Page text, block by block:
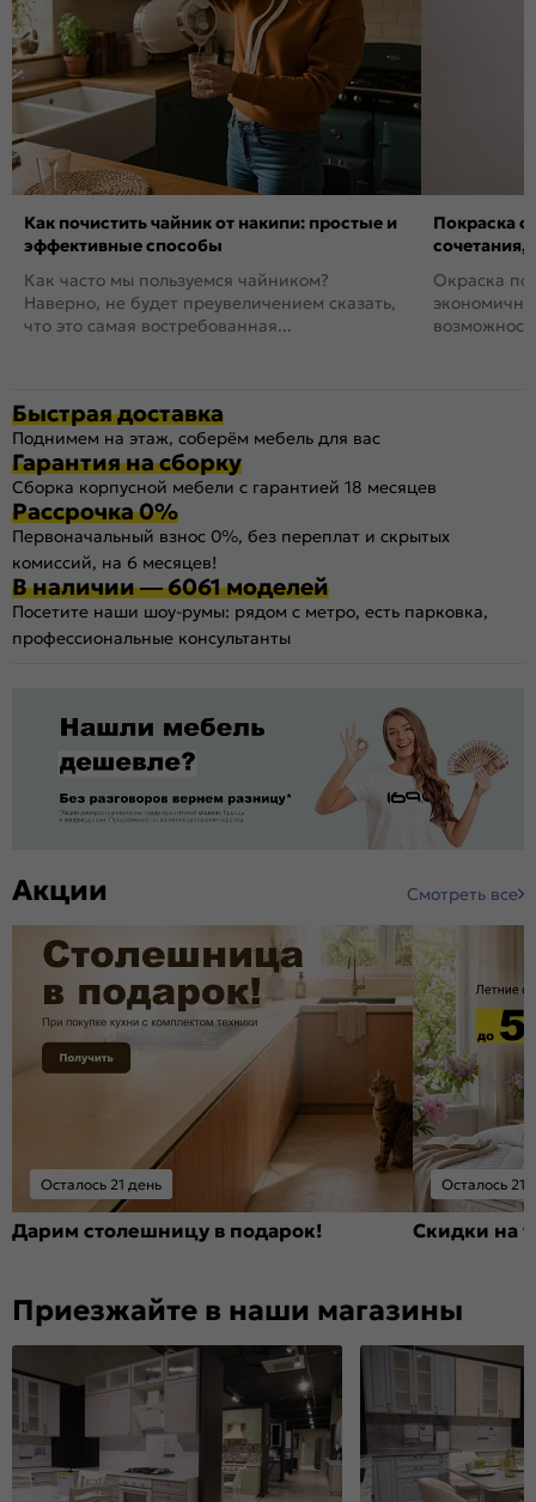
Как почистить чайник от накипи: простые и
эффективные способы
Как часто мы пользуемся чайником?
Наверно, не будет преувеличением сказать,
что это самая востребованная...
Покраска
сочетания,
Окраска
Быстрая доставка
Поднимем на этаж, соберём мебель для вас
Гарантия на сборку
Сборка корпусной мебели с гарантией 18 месяцев
Рассрочка 0%
Первоначальный взнос 0%, без переплат и скрытых
комиссий, на 6 месяцев!
В наличии — 6061 моделей
Посетите наши шоу-румы: рядом с метро, есть парковка,
профессиональные консультанты
Акции Смотреть все
Осталось 21 день
Дарим столешницу в подарок!
Осталось 21
Скидки на
Приезжайте в наши магазины